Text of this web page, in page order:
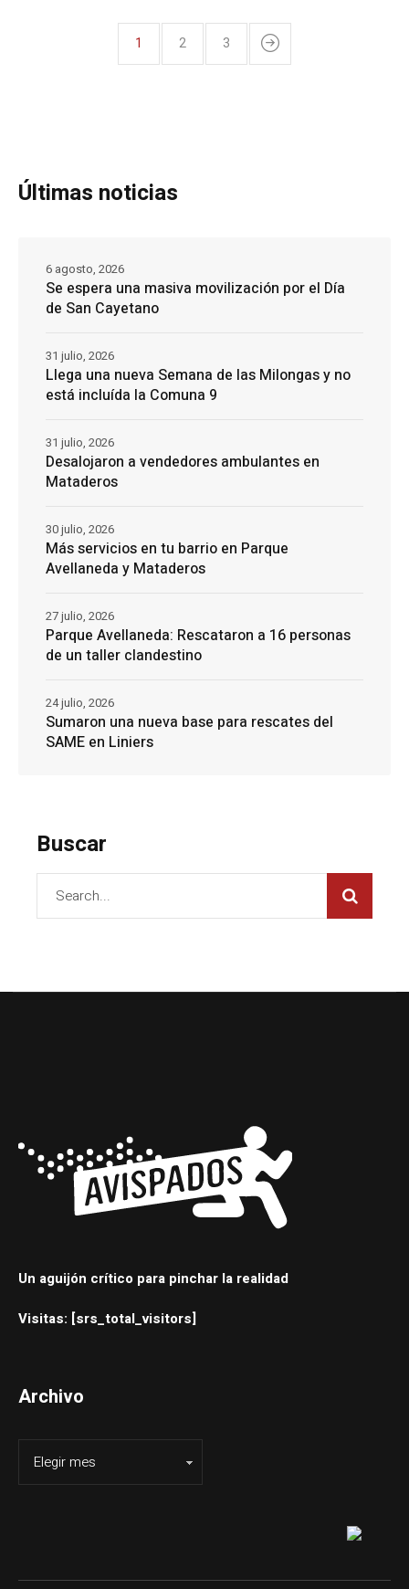
1 2 3
Últimas noticias
Se espera una masiva movilización por el Día
de San Cayetano
6 agosto, 2026
Llega una nueva Semana de las Milongas y no
está incluída la Comuna 9
31 julio, 2026
Desalojaron a vendedores ambulantes en
Mataderos
31 julio, 2026
Más servicios en tu barrio en Parque
Avellaneda y Mataderos
30 julio, 2026
Parque Avellaneda: Rescataron a 16 personas
de un taller clandestino
27 julio, 2026
Sumaron una nueva base para rescates del
SAME en Liniers
24 julio, 2026
Buscar
Un aguijón crítico para pinchar la realidad
Visitas: [srs_total_visitors]
Archivo